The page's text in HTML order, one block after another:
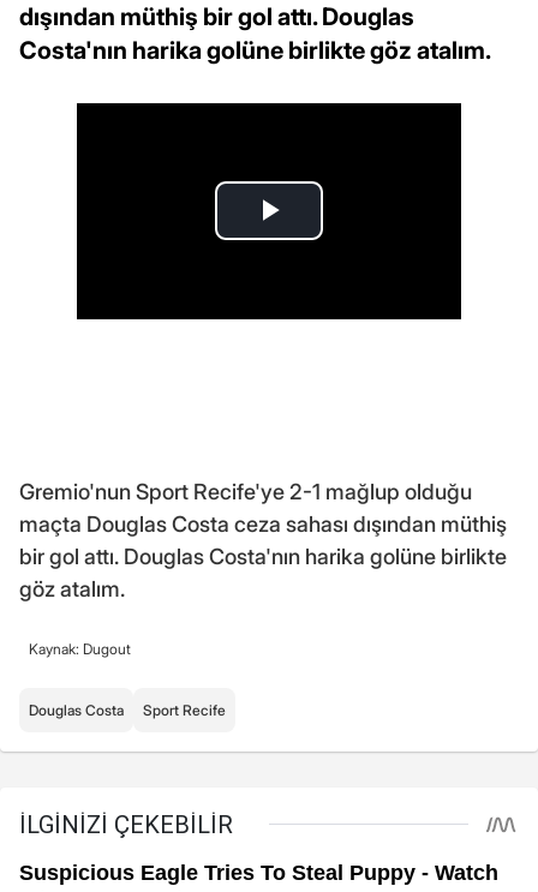
dışından müthiş bir gol attı. Douglas
Costa'nın harika golüne birlikte göz atalım.
Gremio'nun Sport Recife'ye 2-1 mağlup olduğu
maçta Douglas Costa ceza sahası dışından müthiş
bir gol attı. Douglas Costa'nın harika golüne birlikte
göz atalım.
Kaynak: Dugout
Douglas Costa Sport Recife